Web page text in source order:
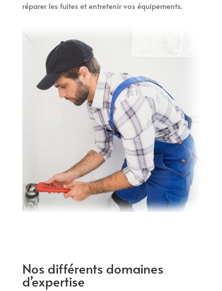
réparer les fuites et entretenir vos équipements.
Nos différents domaines
d’expertise